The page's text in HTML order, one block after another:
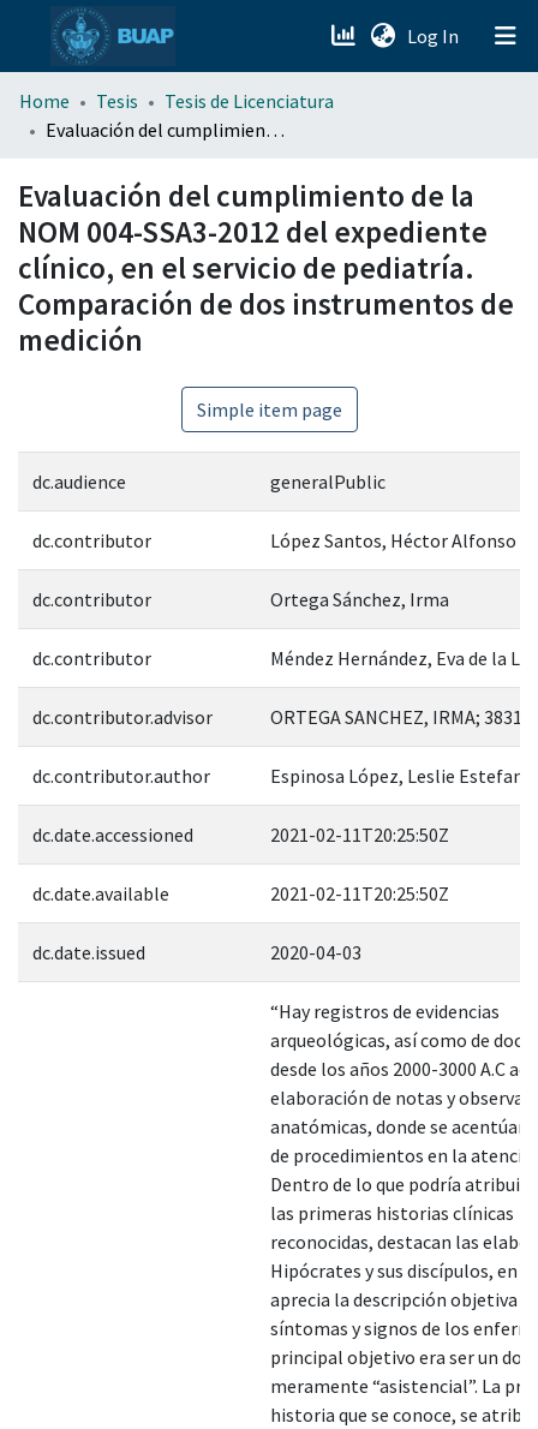
Log In (current)
menu.section.about_menu
Home Tesis
Tesis de Licenciatura
Evaluación del cumplimiento de la NOM 004-SSA3-2012 del expediente clínico, en el servicio de pediatría. Comparación de dos instrumentos de medición
Evaluación del cumplimiento de la
NOM 004-SSA3-2012 del expediente
clínico, en el servicio de pediatría.
Comparación de dos instrumentos de
medición
Simple item page
dc.audience generalPublic
dc.contributor López Santos, Héctor Alfonso
dc.contributor Ortega Sánchez, Irma
dc.contributor Méndez Hernández, Eva de la Luz
dc.contributor.advisor ORTEGA SANCHEZ, IRMA;
dc.contributor.author Espinosa López, Leslie Estefania
dc.date.accessioned 2021-02-11T20:25:50Z
dc.date.available 2021-02-11T20:25:50Z
dc.date.issued 2020-04-03
“Hay registros de evidencias
arqueológicas, así como de
desde los años 2000-3000 A.C
elaboración de notas y
anatómicas, donde se acentúan
de procedimientos en la
Dentro de lo que podría
las primeras historias clínicas
reconocidas, destacan las
Hipócrates y sus discípulos, en
aprecia la descripción objetiva
síntomas y signos de los
principal objetivo era ser un
meramente “asistencial”. La
historia que se conoce, se